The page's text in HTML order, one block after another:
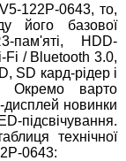
122P-0643, то,
його базової
пам'яті, HDD-
Fi / Bluetooth 3.0,
SD кард-рідер і
Окремо варто
новинки
підсвічування.
технічної
0643: